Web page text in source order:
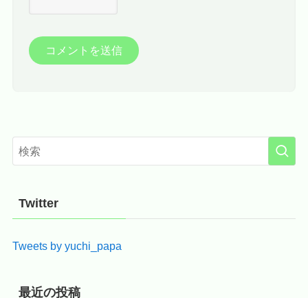
Twitter
Tweets by yuchi_papa
最近の投稿